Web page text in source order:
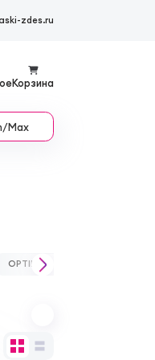
zdes.ru
Корзина
Max
OPTIMIST-ELITE